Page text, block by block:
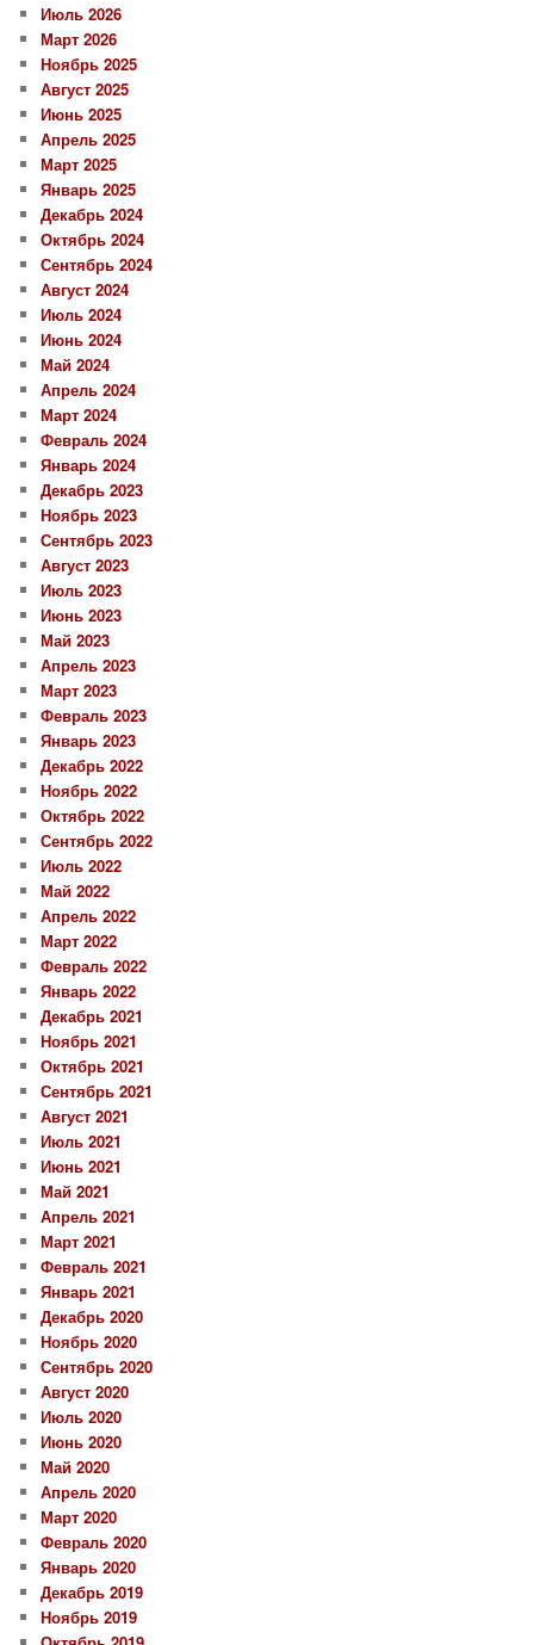
Июль 2026
Март 2026
Ноябрь 2025
Август 2025
Июнь 2025
Апрель 2025
Март 2025
Январь 2025
Декабрь 2024
Октябрь 2024
Сентябрь 2024
Август 2024
Июль 2024
Июнь 2024
Май 2024
Апрель 2024
Март 2024
Февраль 2024
Январь 2024
Декабрь 2023
Ноябрь 2023
Сентябрь 2023
Август 2023
Июль 2023
Июнь 2023
Май 2023
Апрель 2023
Март 2023
Февраль 2023
Январь 2023
Декабрь 2022
Ноябрь 2022
Октябрь 2022
Сентябрь 2022
Июль 2022
Май 2022
Апрель 2022
Март 2022
Февраль 2022
Январь 2022
Декабрь 2021
Ноябрь 2021
Октябрь 2021
Сентябрь 2021
Август 2021
Июль 2021
Июнь 2021
Май 2021
Апрель 2021
Март 2021
Февраль 2021
Январь 2021
Декабрь 2020
Ноябрь 2020
Сентябрь 2020
Август 2020
Июль 2020
Июнь 2020
Май 2020
Апрель 2020
Март 2020
Февраль 2020
Январь 2020
Декабрь 2019
Ноябрь 2019